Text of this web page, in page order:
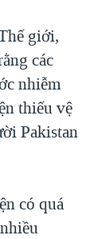
MỸ
giới,
các
nhiễm
thiếu vệ
Pakistan
có quá